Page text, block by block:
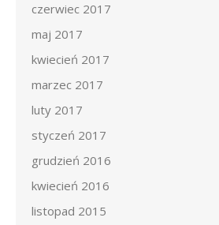
czerwiec 2017
maj 2017
kwiecień 2017
marzec 2017
luty 2017
styczeń 2017
grudzień 2016
kwiecień 2016
listopad 2015